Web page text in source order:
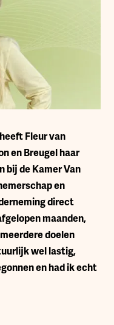
Fleur van
en Breugel haar
bij de Kamer Van
en
direct
maanden,
doelen
wel lastig,
en had ik echt